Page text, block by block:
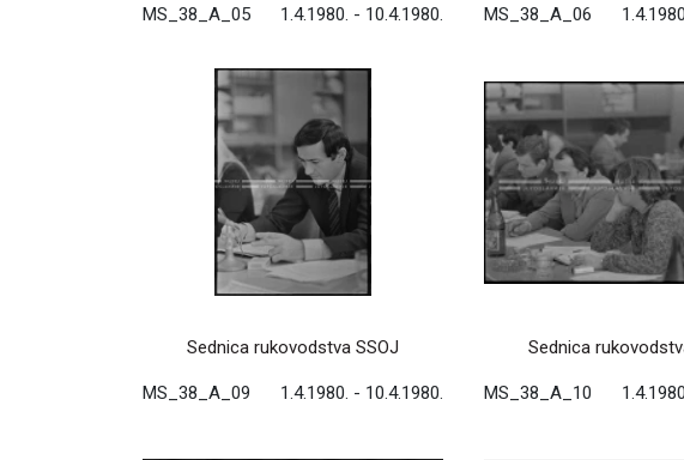
MS_38_A_05 1.4.1980. - 10.4.1980. MS_38_A_06
Sednica rukovodstva SSOJ
MS_38_A_09 1.4.1980. - 10.4.1980.
Sednica
MS_38_A_10